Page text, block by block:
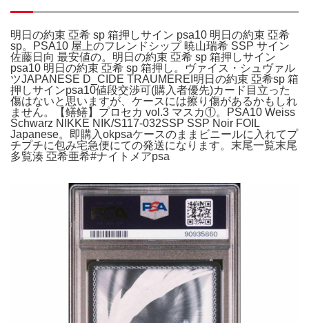
明日の約束 亞希 sp 箱押しサイン psa10 明日の約束 亞希
sp。PSA10 屋上のフレンドシップ 暁山瑞希 SSP サイン
佐藤日向 最安値の。明日の約束 亞希 sp 箱押しサイン
psa10 明日の約束 亞希 sp 箱押し。ヴァイス・シュヴァル
ツJAPANESE D_CIDE TRAUMEREI明日の約束 亞希sp 箱
押しサインpsa10値段交渉可(購入者優先)カード目立った
傷はないと思いますが、ケースには擦り傷があるかもしれ
ません。【鳝鳝】プロセカ vol.3 マスカ①。PSA10 Weiss
Schwarz NIKKE NIK/S117-032SSP SSP Noir FOIL
Japanese。即購入okpsaケースのままビニールに入れてプ
チプチに包み宅急便にての発送になります。末尾一覧末尾
多覧湊 亞希亜希#ナイトメアpsa